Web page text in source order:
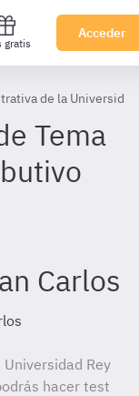
gratis
Acceder
de la
Tema
Carlos
Rey
hacer test